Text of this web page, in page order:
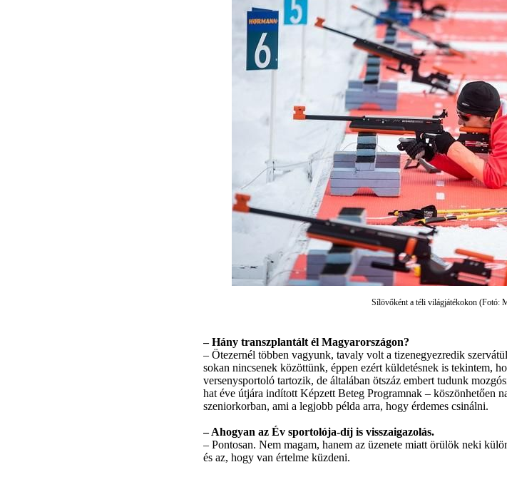
Sílövőként a téli világjátékokon (Fotó:
– Hány transzplantált él Magyarországon?
– Ötezernél többen vagyunk, tavaly volt a tizenegyezredik
sokan nincsenek közöttünk, éppen ezért küldetésnek is tekintem,
versenysportoló tartozik, de általában ötszáz embert tudunk
hat éve útjára indított Képzett Beteg Programnak – köszönhetően
szeniorkorban, ami a legjobb példa arra, hogy érdemes csinálni.
– Ahogyan az Év sportolója-díj is visszaigazolás.
– Pontosan. Nem magam, hanem az üzenete miatt örülök neki
és az, hogy van értelme küzdeni.